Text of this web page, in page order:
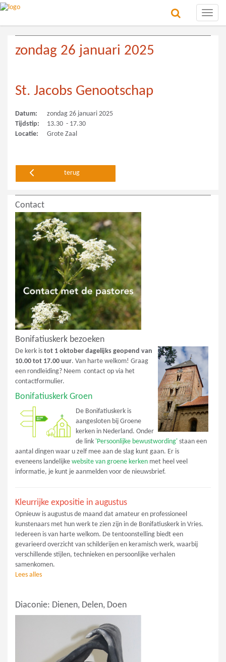
Toggle
zondag 26 januari 2025
St. Jacobs Genootschap
Datum:
zondag 26 januari 2025
Tijdstip:
13.30 - 17.30
Locatie:
Grote Zaal
terug
Contact
Bonifatiuskerk bezoeken
De kerk is tot 1 oktober dagelijks geopend van
10.00 tot 17.00 uur. Van harte welkom! Graag
een rondleiding? Neem contact op via het
contactformulier.
Bonifatiuskerk Groen
De Bonifatiuskerk is
aangesloten bij Groene
kerken in Nederland. Onder
de link 'Persoonlijke bewustwording' staan een
aantal dingen waar u zelf mee aan de slag kunt gaan. Er is
eveneens landelijke website van groene kerken met heel veel
informatie, je kunt je aanmelden voor de nieuwsbrief.
Kleurrijke expositie in augustus
Opnieuw is augustus de maand dat amateur en professioneel
kunstenaars met hun werk te zien zijn in de Bonifatiuskerk in Vries.
Iedereen is van harte welkom. De tentoonstelling biedt een
gevarieerd overzicht van schilderijen en keramisch werk, waarbij
verschillende stijlen, technieken en persoonlijke verhalen
samenkomen.
Lees alles
Diaconie: Dienen, Delen, Doen